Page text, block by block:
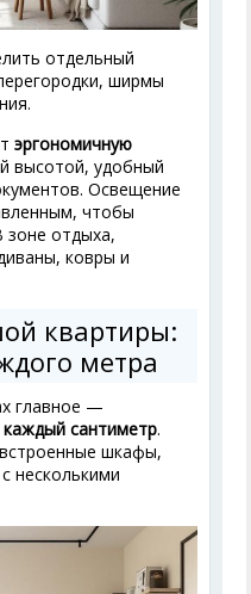
отдельный
ширмы
эргономичную
высотой, удобный
Освещение
чтобы
зоне отдыха,
ковры и
квартиры:
метра
главное —
сантиметр.
шкафы,
несколькими